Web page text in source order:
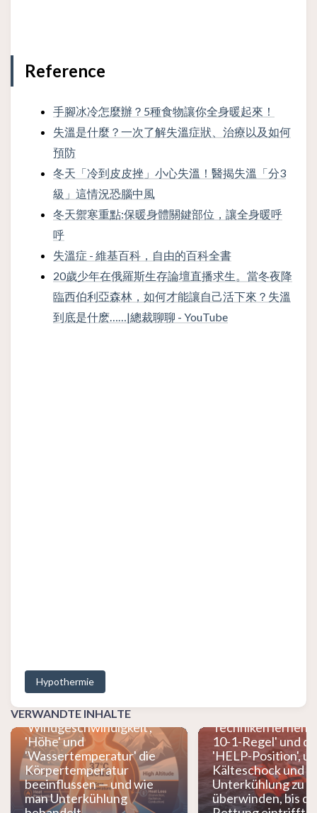
Reference
手腳冰冷怎麼辦？5種食物讓你全身暖起來！
失溫是什麼？一次了解失溫症狀、治療以及如何
預防
冬天「冷到皮皮挫」小心失溫！醫揭失溫「分3
級」這情況恐腦中風
冬天禦寒重點:保暖身體關鍵部位，讓全身暖呼
呼
失溫症 - 維基百科，自由的百科全書
20歲少年在俄羅斯生存論壇直播求生。當冬夜降
臨西伯利亞森林，如何才能讓自己活下來？失溫
到底是什麽……|總裁聊聊 - YouTube
Hypothermie
VERWANDTE INHALTE
die Wärme? Wie
'Windgeschwindigkeit',
'Höhe' und
'Wassertemperatur' die
Körpertemperatur
beeinflussen — und wie
man Unterkühlung
entschlüsseln und
Techniken lernen:
10-1-Regel' und
'HELP-Position',
Kälteschock und
Unterkühlung zu
überwinden, bis